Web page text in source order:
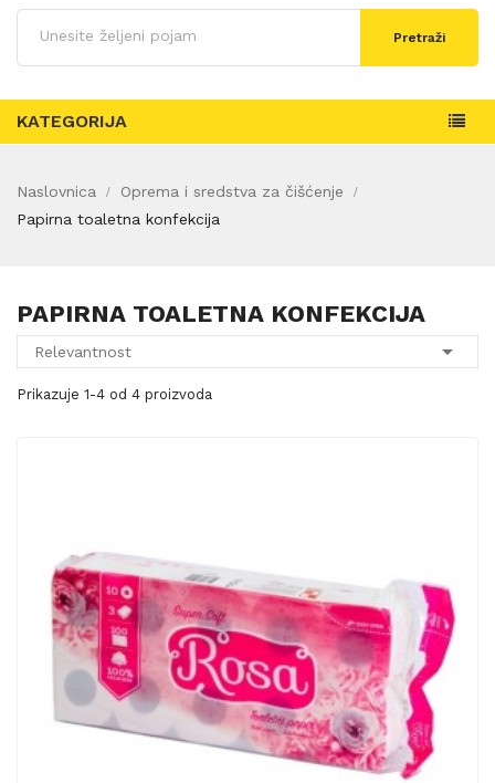
Pretraži
KATEGORIJA
Naslovnica
Oprema i sredstva za čišćenje
Papirna toaletna konfekcija
PAPIRNA TOALETNA KONFEKCIJA
Relevantnost 
Prikazuje 1-4 od 4 proizvoda